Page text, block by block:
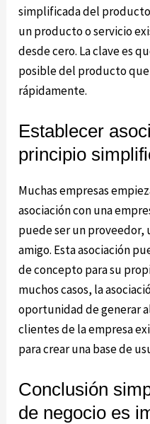
simplificada del producto
un producto o servicio
desde cero. La clave es
posible del producto
rápidamente.
Establecer
principio
Muchas empresas
asociación con una
puede ser un proveedor,
amigo. Esta asociación
de concepto para su
muchos casos, la
oportunidad de generar
clientes de la empresa
para crear una base de
Conclusión
de negocio es